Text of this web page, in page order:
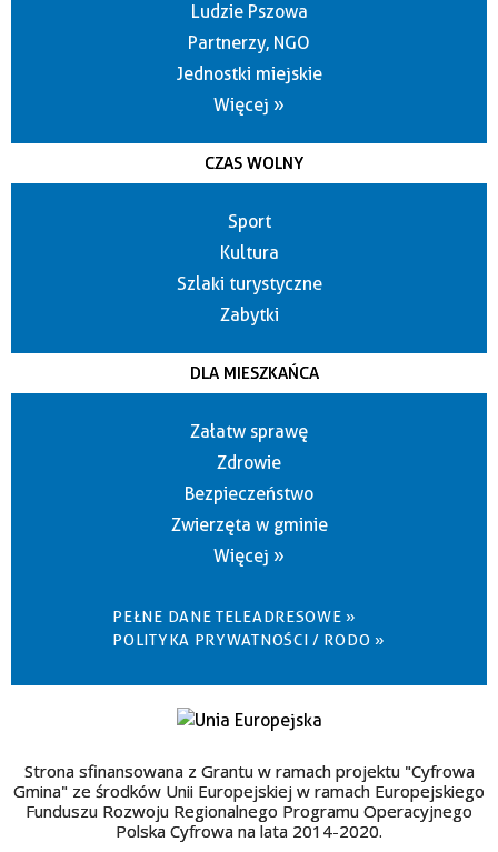
Ludzie Pszowa
Partnerzy, NGO
Jednostki miejskie
Więcej »
CZAS WOLNY
Sport
Kultura
Szlaki turystyczne
Zabytki
DLA MIESZKAŃCA
Załatw sprawę
Zdrowie
Bezpieczeństwo
Zwierzęta w gminie
Więcej »
PEŁNE DANE TELEADRESOWE »
POLITYKA PRYWATNOŚCI / RODO »
Strona sfinansowana z Grantu w ramach projektu "Cyfrowa
Gmina" ze środków Unii Europejskiej w ramach Europejskiego
Funduszu Rozwoju Regionalnego Programu Operacyjnego
Polska Cyfrowa na lata 2014-2020.